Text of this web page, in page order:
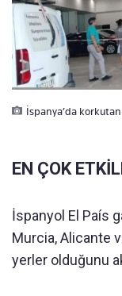
İspanya’da
EN ÇOK
İspanyol El País
Murcia, Alicante
yerler olduğunu